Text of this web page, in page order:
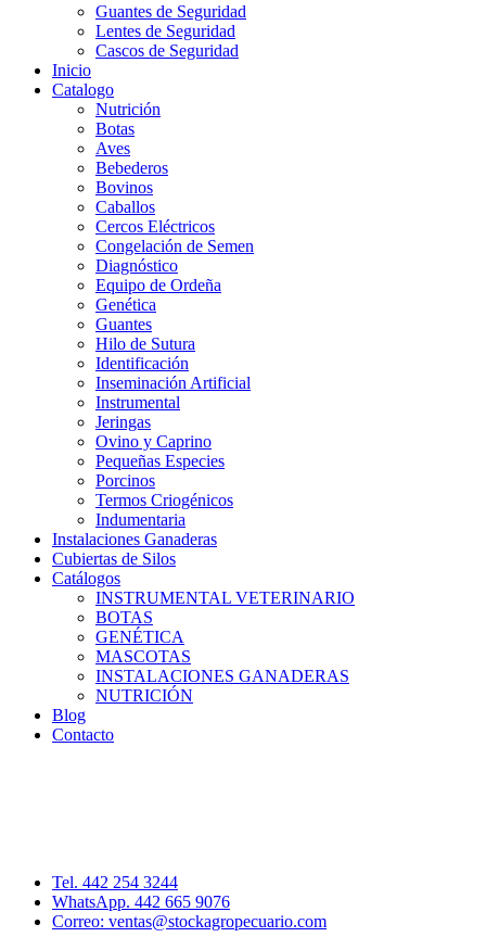
Guantes de Seguridad
Lentes de Seguridad
Cascos de Seguridad
Inicio
Catalogo
Nutrición
Botas
Aves
Bebederos
Bovinos
Caballos
Cercos Eléctricos
Congelación de Semen
Diagnóstico
Equipo de Ordeña
Genética
Guantes
Hilo de Sutura
Identificación
Inseminación Artificial
Instrumental
Jeringas
Ovino y Caprino
Pequeñas Especies
Porcinos
Termos Criogénicos
Indumentaria
Instalaciones Ganaderas
Cubiertas de Silos
Catálogos
INSTRUMENTAL VETERINARIO
BOTAS
GENÉTICA
MASCOTAS
INSTALACIONES GANADERAS
NUTRICIÓN
Blog
Contacto
Tel. 442 254 3244
WhatsApp. 442 665 9076
Correo: ventas@stockagropecuario.com